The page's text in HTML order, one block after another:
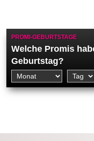
PROMI-GEBURTSTAGE
Welche Promis
Geburtstag?